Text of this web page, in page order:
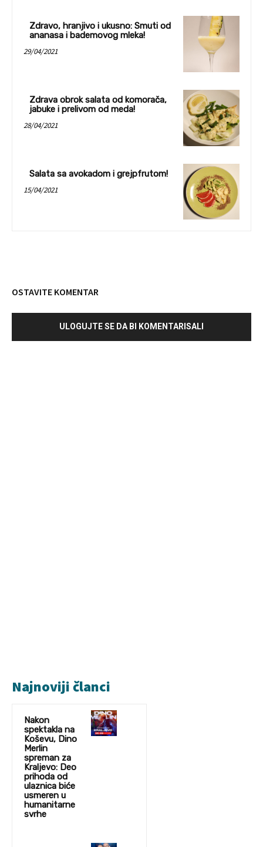
Zdravo, hranjivo i ukusno: Smuti od
ananasa i bademovog mleka!
29/04/2021
Zdrava obrok salata od komorača,
jabuke i prelivom od meda!
28/04/2021
Salata sa avokadom i grejpfrutom!
15/04/2021
OSTAVITE KOMENTAR
ULOGUJTE SE DA BI KOMENTARISALI
Najnoviji članci
Nakon
spektakla na
Koševu, Dino
Merlin
spreman za
Kraljevo: Deo
prihoda od
ulaznica biće
usmeren u
humanitarne
svrhe